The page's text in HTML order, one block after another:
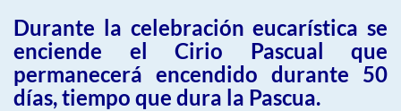
Durante la celebración eucarística se
enciende el Cirio Pascual que
permanecerá encendido durante 50
días, tiempo que dura la Pascua.